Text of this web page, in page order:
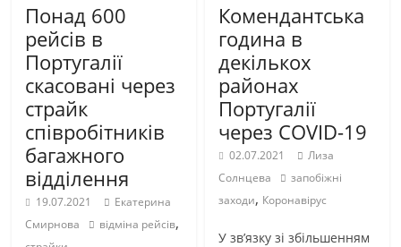
Понад 600
рейсів в
Португалії
скасовані через
страйк
співробітників
багажного
відділення
19.07.2021
Екатерина
Смирнова
відміна рейсів,
Комендантська
година в
декількох
районах
Португалії
через COVID-19
02.07.2021
Лиза
Солнцева
запобіжні
заходи, Коронавірус
У зв’язку зі збільшенням